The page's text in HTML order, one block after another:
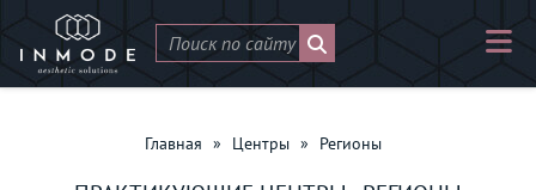
Главная » Центры » Регионы